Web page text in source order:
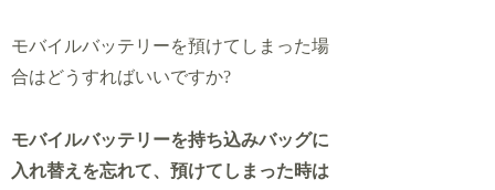
モバイルバッテリーを預けてしまった場
合はどうすればいいですか?
モバイルバッテリーを持ち込みバッグに
入れ替えを忘れて、預けてしまった時は